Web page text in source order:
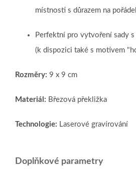
místnosti s důrazem na
Perfektní pro vytvoření sady
(k dispozici také s motivem
Rozměry: 9 x 9 cm
Materiál: Březová překližka
Technologie: Laserové gravírování
Doplňkové parametry